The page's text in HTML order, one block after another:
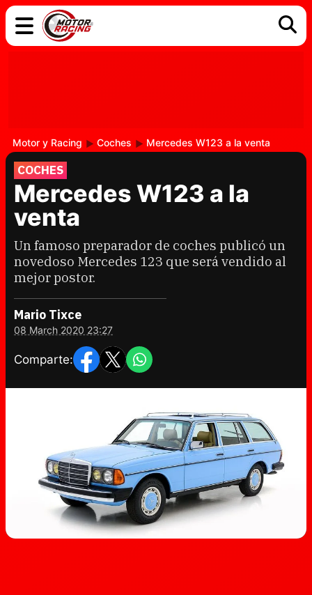
Motor y Racing Coches Mercedes W123 a la venta
COCHES
Mercedes W123 a la
venta
Un famoso preparador de coches publicó un
novedoso Mercedes 123 que será vendido al
mejor postor.
Mario Tixce
08 March 2020 23:27
Comparte: